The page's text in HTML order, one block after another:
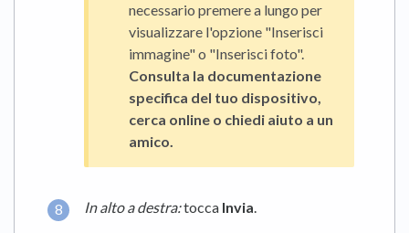
necessario premere a lungo per
visualizzare l'opzione "Inserisci
immagine" o "Inserisci foto".
Consulta la documentazione
specifica del tuo dispositivo,
cerca online o chiedi aiuto a un
amico.
In alto a destra:tocca Invia.